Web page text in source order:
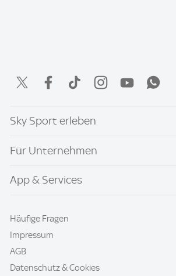
Sky Sport erleben
Für Unternehmen
App & Services
Häufige Fragen
Impressum
AGB
Datenschutz & Cookies